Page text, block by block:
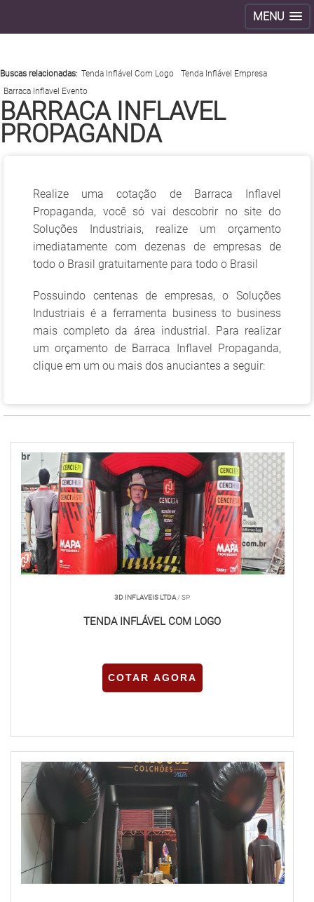
MENU
Buscas relacionadas: Tenda Inflável Com Logo
Tenda Inflável Empresa
Barraca Inflavel Evento
BARRACA INFLAVEL
PROPAGANDA
Realize uma cotação de Barraca Inflavel
Propaganda, você só vai descobrir no site do
Soluções Industriais, realize um orçamento
imediatamente com dezenas de empresas de
todo o Brasil gratuitamente para todo o Brasil
Possuindo centenas de empresas, o Soluções
Industriais é a ferramenta business to business
mais completo da área industrial. Para realizar
um orçamento de Barraca Inflavel Propaganda,
clique em um ou mais dos anuciantes a seguir:
3D INFLAVEIS LTDA / SP
TENDA INFLÁVEL COM LOGO
COTAR AGORA